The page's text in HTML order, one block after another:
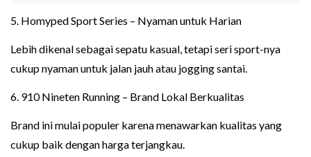
5. Homyped Sport Series – Nyaman untuk Harian
Lebih dikenal sebagai sepatu kasual, tetapi seri sport-nya
cukup nyaman untuk jalan jauh atau jogging santai.
6. 910 Nineten Running – Brand Lokal Berkualitas
Brand ini mulai populer karena menawarkan kualitas yang
cukup baik dengan harga terjangkau.